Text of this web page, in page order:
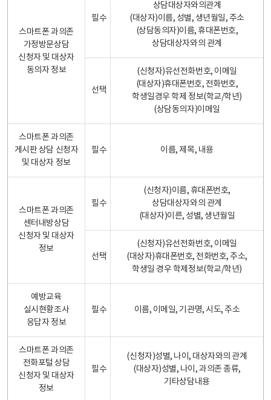
스마트폰 과의존
가정방문상담
신청자 및 대상자
동의자 정보
필수
상담대상자와의관계
(대상자)이름, 성별, 생년월일, 주소
(상담동의자)이름, 휴대폰번호,
상담대상자와의 관계
선택
(신청자)유선전화번호, 이메일
(대상자)휴대폰번호, 전화번호,
학생일경우 학제 정보(학교/학년)
(상담동의자)이메일
스마트폰 과의존
게시판 상담 신청자
및 대상자 정보
필수 이름, 제목, 내용
스마트폰 과의존
센터내방상담
신청자 및 대상자
정보
필수
(신청자)이름, 휴대폰번호,
상담대상자와의 관계
(대상자)이른, 성별, 생년월일
선택
(신청자)유선전화번호, 이메일
(대상자)휴대폰번호, 전화번호, 주소,
학생일 경우 학제정보(학교/학년)
예방교육
실시현황조사
응답자 정보
필수 이름, 이메일, 기관명, 시도, 주소
스마트폰 과의존
전화포털 상담
신청자 및 대상자
정보
필수
(신청자)성별, 나이, 대상자와의 관계
(대상자)성별, 나이, 과의존 종류,
기타상담내용